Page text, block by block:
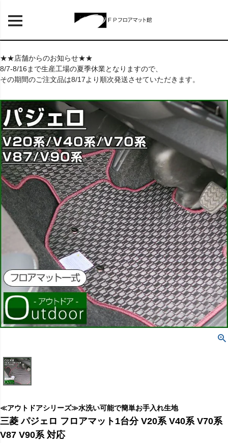
★★店舗からのお知らせ★★
8/7-8/16まで生産工場の夏季休業となりますので、
その期間のご注文品は8/17より順次発送させていただきます。
≪アウトドアシリーズ≫水洗い可能で簡単お手入れ生地
三菱 パジェロ フロアマット1台分 V20系 V40系 V70系
V87 V90系 対応